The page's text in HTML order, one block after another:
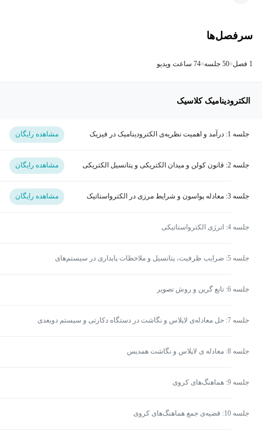
سرفصل‌ها
1 فصل 50 جلسه 74 ساعت ویدیو
الکترودینامیک کلاسیک
جلسه 1: درآمد و اهمیت نظریه‌ی الکترودینامیک در فیزیک مشاهده رایگان
جلسه 2: قانون کولن و میدان الکتریکی و پتانسیل الکتریکی مشاهده رایگان
جلسه 3: معادله پواسون و شرایط مرزی در الکترواستاتیک مشاهده رایگان
جلسه 4: انرژی الکترواستاتیکی
جلسه 5: ضرایب ظرفیت، پتانسیل و ملاحظات پایداری در سیستم‌های
جلسه 6: تابع گرین و روش تصویر
جلسه 7: حل معادله‌ی لاپلاس و نگاشت در دستگاه دکارتی و سیستم دوبعدی
جلسه 8: معادله ی لاپلاس و نگاشت همدیس
جلسه 9: هماهنگ‌های کروی
جلسه 10: قضیه‌ی جمع هماهنگ‌های کروی